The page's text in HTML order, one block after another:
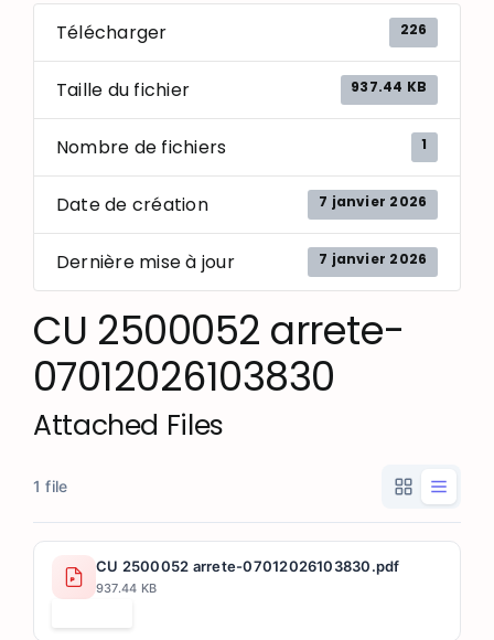
Télécharger 226
Taille du fichier 937.44 KB
Nombre de fichiers 1
Date de création 7 janvier 2026
Dernière mise à jour 7 janvier 2026
CU 2500052 arrete-
07012026103830
Attached Files
1 file
CU 2500052 arrete-07012026103830.pdf
937.44 KB